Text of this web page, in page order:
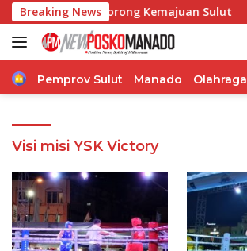
Langsung
ke
konten
Breaking News
Pangdam Dorong Kemajuan Sulut
Home
Pemprov Sulut Manado Olahraga
Visi misi YSK Victory